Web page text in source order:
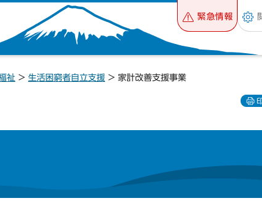
緊急情報
祉 > 生活困窮者自立支援 > 家計改善支援事業